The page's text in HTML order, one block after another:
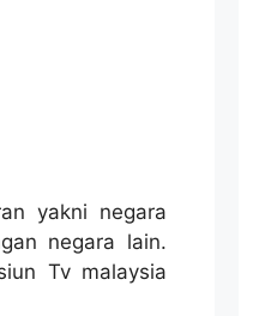
yakni negara
negara lain.
Tv malaysia